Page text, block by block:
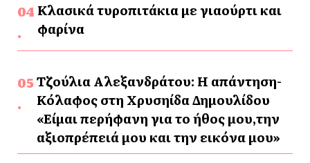
Κλασικά τυροπιτάκια με γιαούρτι και
φαρίνα
Τζούλια Αλεξανδράτου: Η απάντηση-
Κόλαφος στη Χρυσηίδα Δημουλίδου
«Είμαι περήφανη για το ήθος μου,την
αξιοπρέπειά μου και την εικόνα μου»